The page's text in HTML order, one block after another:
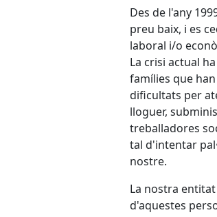
Des de l'any
preu baix, i es
laboral i/o
La crisi actual
famílies que
dificultats per
lloguer,
treballadores
tal d'intentar
nostre.
La nostra
d'aquestes